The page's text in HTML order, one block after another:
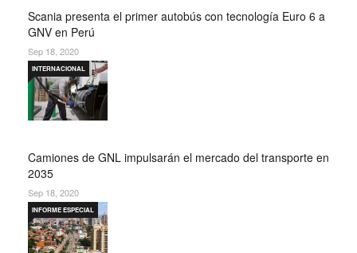
Scania presenta el primer autobús con tecnología Euro 6 a
GNV en Perú
Sep 18, 2020
Camiones de GNL impulsarán el mercado del transporte en
2035
INTERNACIONAL
Sep 18, 2020
INFORME ESPECIAL